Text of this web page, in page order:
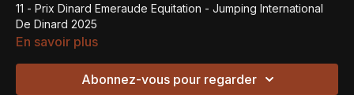
11 - Prix Dinard Emeraude Equitation - Jumping International
De Dinard 2025
En savoir plus
Abonnez-vous pour regarder